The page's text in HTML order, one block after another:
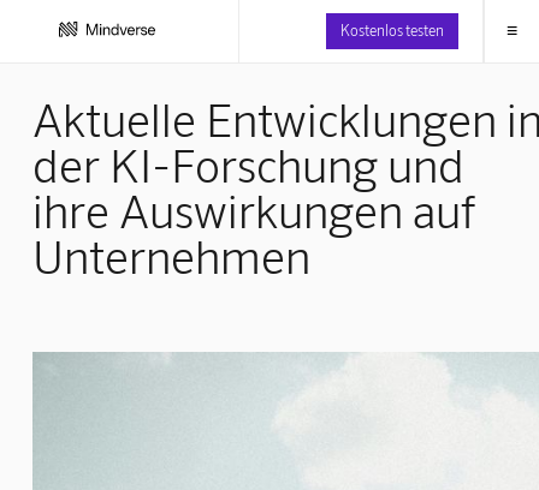
Kostenlos testen ≡
Aktuelle Entwicklungen
der KI-Forschung und
ihre Auswirkungen auf
Unternehmen